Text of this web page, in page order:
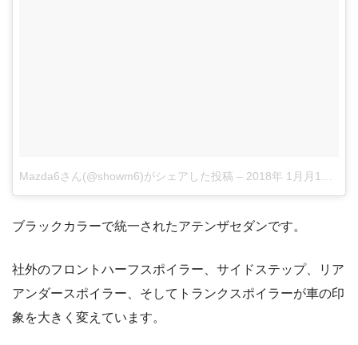
Mazda6さん(@showm6)がシェアした投稿 – 2018年 1月月1日午前7時50分PST
ブラックカラーで統一されたアテンザセダンです。
社外のフロントハーフスポイラー、サイドステップ、リア
アンダースポイラー、そしてトランクスポイラーが車の印
象を大きく変えています。